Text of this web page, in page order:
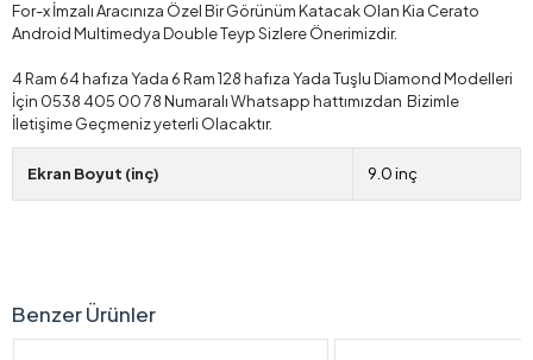
For-x İmzalı Aracınıza Özel Bir Görünüm Katacak Olan Kia Cerato
Android Multimedya Double Teyp Sizlere Önerimizdir.
4 Ram 64 hafıza Yada 6 Ram 128 hafıza Yada Tuşlu Diamond Modelleri
İçin 0538 405 00 78 Numaralı Whatsapp hattımızdan Bizimle
İletişime Geçmeniz yeterli Olacaktır.
Ekran Boyut (inç) 9.0 inç
Benzer Ürünler